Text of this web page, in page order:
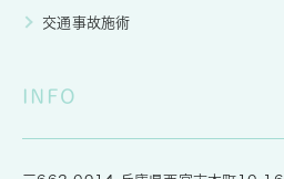
交通事故施術
INFO